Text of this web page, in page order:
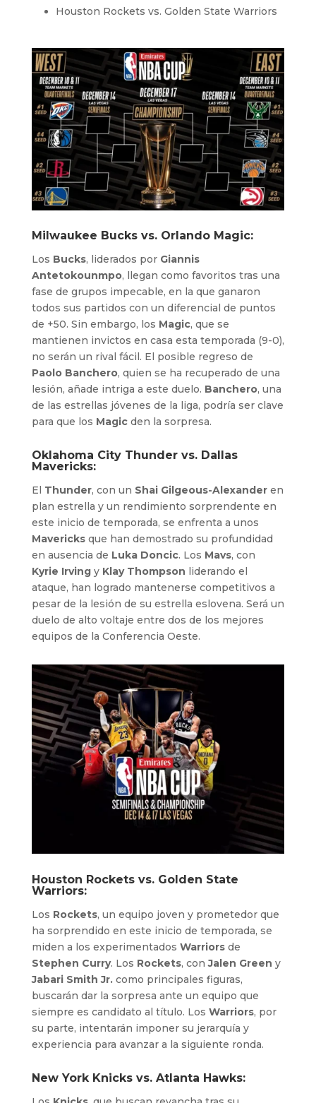
Houston Rockets vs. Golden State Warriors
Milwaukee Bucks vs. Orlando Magic:
Los Bucks, liderados por Giannis
Antetokounmpo, llegan como favoritos tras una
fase de grupos impecable, en la que ganaron
todos sus partidos con un diferencial de puntos
de +50. Sin embargo, los Magic, que se
mantienen invictos en casa esta temporada (9-0),
no serán un rival fácil. El posible regreso de
Paolo Banchero, quien se ha recuperado de una
lesión, añade intriga a este duelo. Banchero, una
de las estrellas jóvenes de la liga, podría ser clave
para que los Magicden la sorpresa.
Oklahoma City Thunder vs. Dallas
Mavericks:
El Thunder, con un Shai Gilgeous-Alexanderen
plan estrella y un rendimiento sorprendente en
este inicio de temporada, se enfrenta a unos
Mavericksque han demostrado su profundidad
en ausencia de Luka Doncic. Los Mavs, con
Kyrie Irvingy Klay Thompson liderando el
ataque, han logrado mantenerse competitivos a
pesar de la lesión de su estrella eslovena. Será un
duelo de alto voltaje entre dos de los mejores
equipos de la Conferencia Oeste.
Houston Rockets vs. Golden State
Warriors:
Los Rockets, un equipo joven y prometedor que
ha sorprendido en este inicio de temporada, se
miden a los experimentados Warriorsde
Stephen Curry. Los Rockets, conJalen Green y
Jabari Smith Jr. como principales figuras,
buscarán dar la sorpresa ante un equipo que
siempre es candidato al título. Los Warriors, por
su parte, intentarán imponer su jerarquía y
experiencia para avanzar a la siguiente ronda.
New York Knicks vs. Atlanta Hawks: